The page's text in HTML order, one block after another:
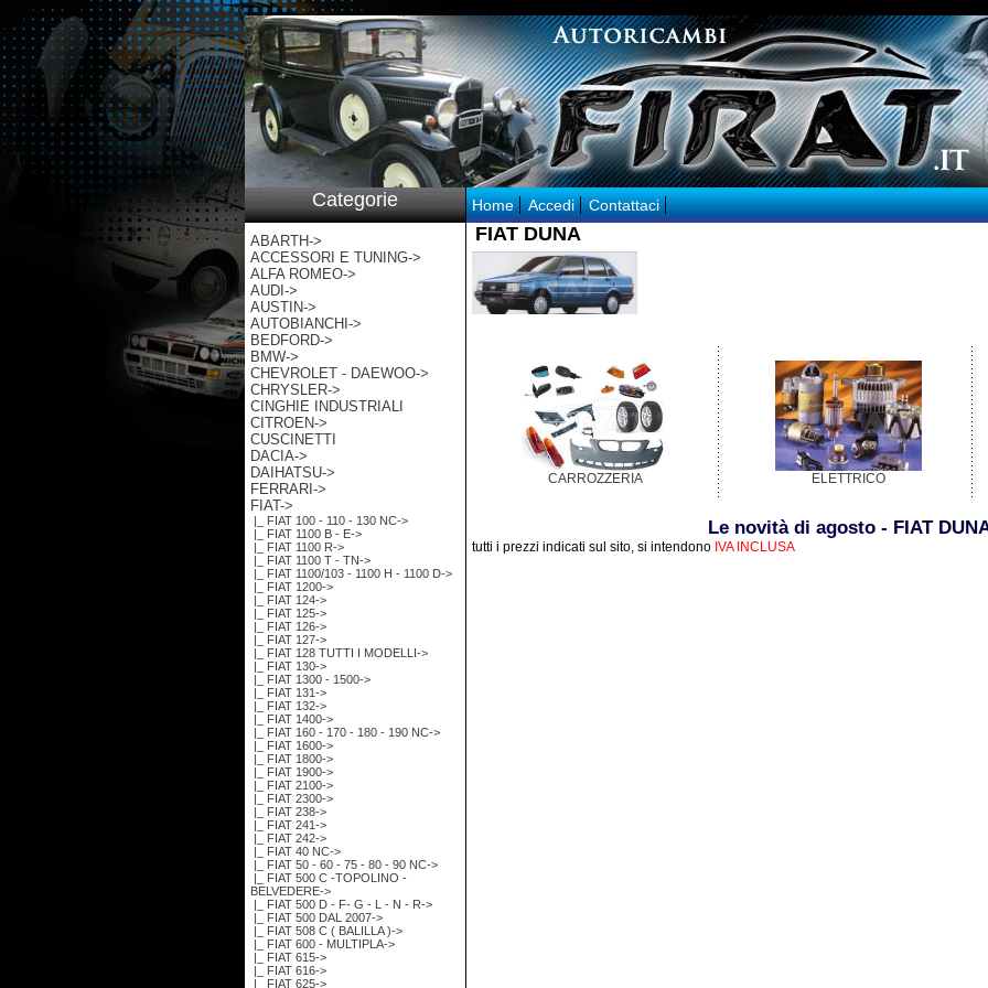
Categorie
ABARTH->
ACCESSORI E TUNING->
ALFA ROMEO->
AUDI->
AUSTIN->
AUTOBIANCHI->
BEDFORD->
BMW->
CHEVROLET - DAEWOO->
CHRYSLER->
CINGHIE INDUSTRIALI
CITROEN->
CUSCINETTI
DACIA->
DAIHATSU->
FERRARI->
FIAT->
|_ FIAT 100 - 110 - 130 NC->
|_ FIAT 1100 B - E->
|_ FIAT 1100 R->
|_ FIAT 1100 T - TN->
|_ FIAT 1100/103 - 1100 H - 1100 D->
|_ FIAT 1200->
|_ FIAT 124->
|_ FIAT 125->
|_ FIAT 126->
|_ FIAT 127->
|_ FIAT 128 TUTTI I MODELLI->
|_ FIAT 130->
|_ FIAT 1300 - 1500->
|_ FIAT 131->
|_ FIAT 132->
|_ FIAT 1400->
|_ FIAT 160 - 170 - 180 - 190 NC->
|_ FIAT 1600->
|_ FIAT 1800->
|_ FIAT 1900->
|_ FIAT 2100->
|_ FIAT 2300->
|_ FIAT 238->
|_ FIAT 241->
|_ FIAT 242->
|_ FIAT 40 NC->
|_ FIAT 50 - 60 - 75 - 80 - 90 NC->
|_ FIAT 500 C -TOPOLINO -
BELVEDERE->
|_ FIAT 500 D - F- G - L - N - R->
|_ FIAT 500 DAL 2007->
|_ FIAT 508 C ( BALILLA )->
|_ FIAT 600 - MULTIPLA->
|_ FIAT 615->
|_ FIAT 616->
|_ FIAT 625->
Home Accedi Contattaci
FIAT DUNA
CARROZZERIA ELETTRICO
Le novità di agosto - FIAT
tutti i prezzi indicati sul sito, si intendono IVA INCLUSA